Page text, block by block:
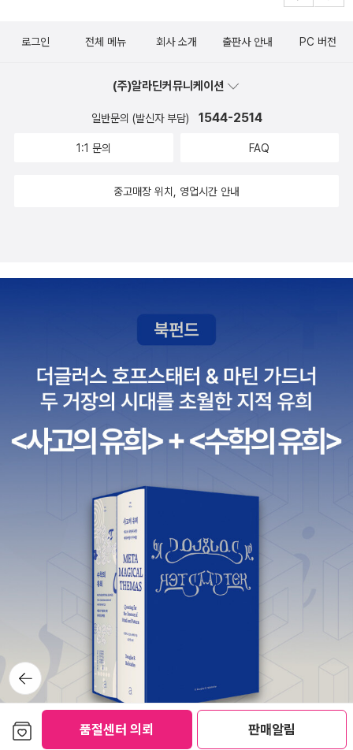
품절센터 의뢰 판매알림
다. 그러나 유독 음원 분야에서는 무료 음원들을 사용하고 있음을 지
합니다. 또한 음원을 제작할 수 있다면 영상의 퀄리티를 향상하고 음
원 저작권이라는 새로운 가치를 창출할 수 있으며 저작권 관련하여
필자가 직접 경험한 에피소드를 예로 들어 설명해주는 점이 인상적이
를 연출할 수 있는 배경음악을 만드는 방법을 소개합니다.개러지밴드
d용 개러지밴드를 기본으로 활용합니다.오렌지노의 영상 편집을 위
한 유튜브 배경음악을 다음과 같은 분들에게 추천합니다.1. 유튜브 영
를 이용하여 음악을 취미로 시작하고 싶은 사람3. 음원 저작권 관련
한 사례와 저작권 침해 신고에 이의제기 사례가 궁금하신 분
뒤로가
기
로그인 전체 메뉴 회사 소개 출판사 안내 PC 버전
(주)알라딘커뮤니케이션
일반문의 (발신자 부담) 1544-2514
1:1 문의 FAQ
중고매장 위치, 영업시간 안내